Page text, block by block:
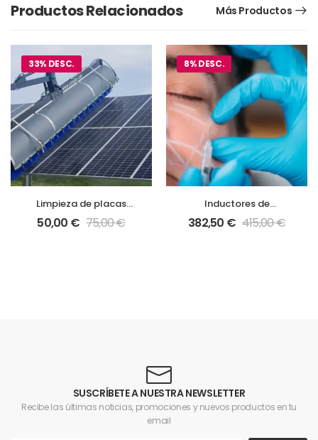
Productos Relacionados Más Productos
33% DESC.
Limpieza de placas
solares
50,00 € 75,00€
8% DESC.
Inductores de
Colageno
Ellansé/Radiesse
382,50 € 415,00€
SUSCRÍBETE A NUESTRA NEWSLETTER
Recibe las últimas noticias, promociones y nuevos productos en tu
email